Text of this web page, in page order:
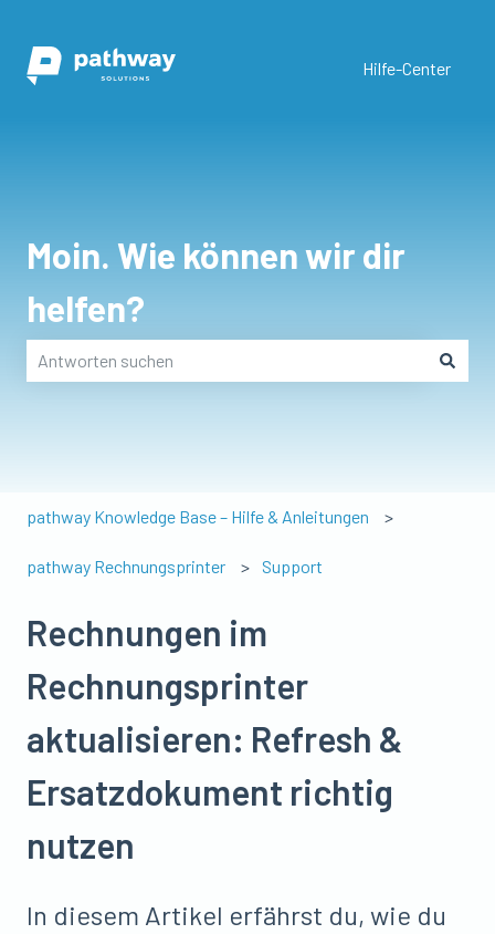
Hilfe-Center
Moin. Wie können wir dir
helfen?
pathway Knowledge Base – Hilfe & Anleitungen
pathway Rechnungsprinter Support
Rechnungen im
Rechnungsprinter
aktualisieren: Refresh &
Ersatzdokument richtig
nutzen
In diesem Artikel erfährst du, wie du